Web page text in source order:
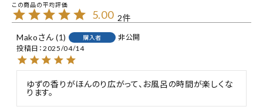
5.00 2
Mako
1 購入者
非公開
投稿日 2025/04/14
ゆずの香りがほんのり広がって、お風呂の時間が楽しくな
ります。